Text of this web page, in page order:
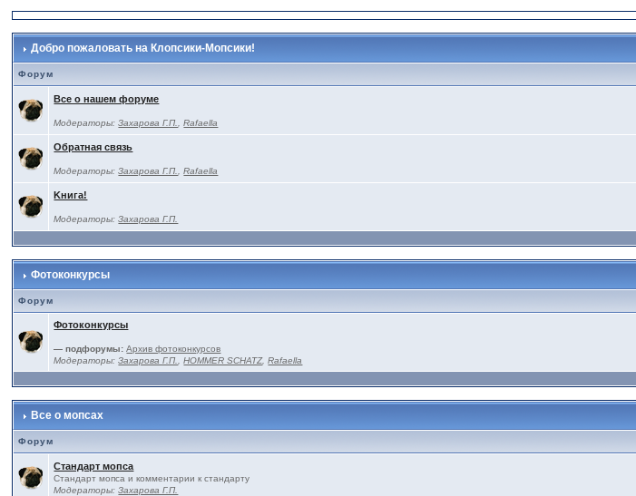
Добро пожаловать на Клопсики-Мопсики!
Форум
Все о нашем форуме
Модераторы:Захарова Г.П. ,Rafaella
Обратная связь
Модераторы:Захарова Г.П. ,Rafaella
Kнига!
Модераторы:Захарова Г.П.
Фотоконкурсы
Форум
Фотоконкурсы
— подфорумы: Архив фотоконкурсов
Модераторы:Захарова Г.П. ,HOMMER SCHATZ,Rafaella
Все о мопсах
Форум
Стандарт мопса
Стандарт мопса и комментарии к стандарту
Модераторы:Захарова Г.П.